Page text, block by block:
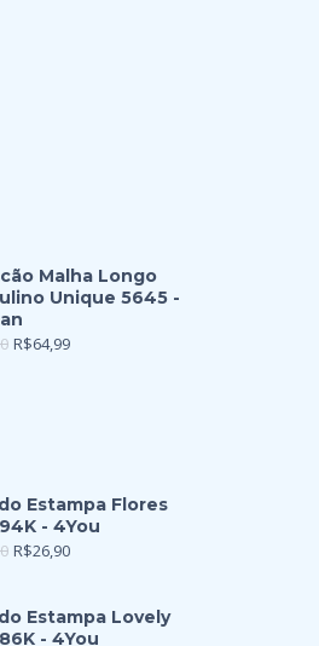
Malha Longo
Unique 5645 -
R$64,99
Estampa Flores
- 4You
R$26,90
Estampa Lovely
- 4You